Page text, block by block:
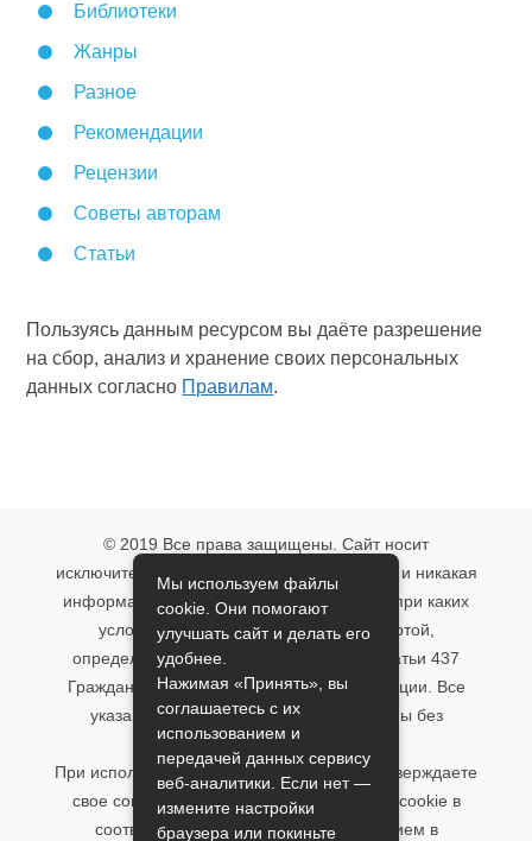
Библиотеки
Жанры
Разное
Рекомендации
Рецензии
Советы авторам
Статьи
Пользуясь данным ресурсом вы даёте разрешение
на сбор, анализ и хранение своих персональных
данных согласно Правилам.
© 2019 Все права защищены. Сайт носит
исключительно информационный характер и никакая
информация, опубликованная на нём, ни при каких
условиях не является публичной офертой,
определяемой положениями пункта 2 статьи 437
Гражданского кодекса Российской Федерации. Все
указанные условия могут быть изменены без
предварительного уведомления.
При использовании данного сайта, вы подтверждаете
свое согласие на использование файлов cookie в
соответствии с настоящим уведомлением в
Мы используем файлы
cookie. Они помогают
улучшать сайт и делать его
удобнее.
Нажимая «Принять», вы
соглашаетесь с их
использованием и
передачей данных сервису
веб-аналитики. Если нет —
измените настройки
браузера или покиньте